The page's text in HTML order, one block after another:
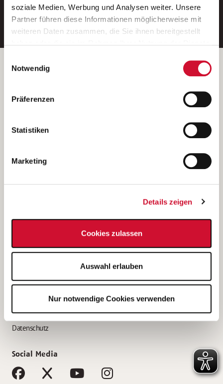
soziale Medien, Werbung und Analysen weiter. Unsere
Partner führen diese Informationen möglicherweise mit
weiteren Daten zusammen, die Sie ihnen bereitgestellt
Wenn Sie auf „Cookies zulassen“ klicken, so stimmen
Sie der Speicherung sämtlicher Cookies zu. Sie können
Ihre Einwilligung selbstverständlich jederzeit widerrufen,
indem Sie die Cookie-Einstellungen aufrufen und diese
unsererDatenschutzerklärung
Notwendig
Präferenzen
Statistiken
Marketing
Details zeigen
Cookies zulassen
Auswahl erlauben
Nur notwendige Cookies verwenden
E-Mail-Adresse eintragen
Betreiber der Webseite
Kantstraße 45a
(Ein Tochterunternehmen des AWO Bezirksverbandes Unterfranken
e.V.)
Bewerbung als Altenpflegehelfer*in
Bewerbung als Erzieher*in
AWO Gliederungen nach Bundesland
Impressum
Datenschutz
Social Media